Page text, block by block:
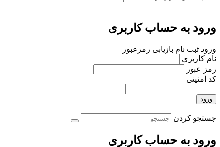
ورود به حساب کاربری
ورود ثبت نام بازیابی رمزعبور
نام کاربری
رمز عبور
کد امنیتی
ورود
جستجو کردن
ورود به حساب کاربری